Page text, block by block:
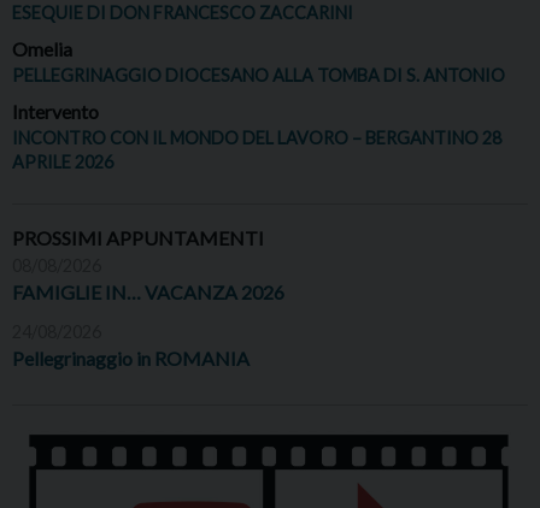
ESEQUIE DI DON FRANCESCO ZACCARINI
Omelia
PELLEGRINAGGIO DIOCESANO ALLA TOMBA DI S. ANTONIO
Intervento
INCONTRO CON IL MONDO DEL LAVORO – BERGANTINO 28
APRILE 2026
PROSSIMI APPUNTAMENTI
FAMIGLIE IN… VACANZA 2026
Pellegrinaggio in ROMANIA